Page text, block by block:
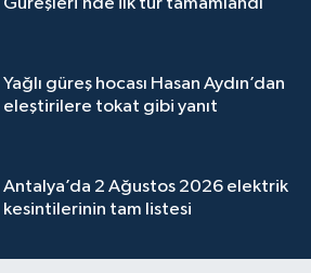
Yağlı güreş hocası Hasan Aydın’dan
eleştirilere tokat gibi yanıt
Antalya’da 2 Ağustos 2026 elektrik
kesintilerinin tam listesi